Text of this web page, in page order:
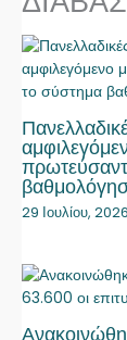
29 Ιουλίου, 2026